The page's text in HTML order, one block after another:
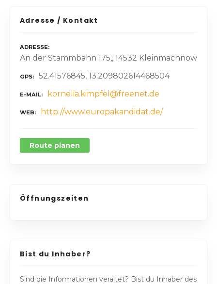
Adresse / Kontakt
ADRESSE
An der Stammbahn 175,, 14532 Kleinmachnow
GPS 52.41576845, 13.209802614468504
E-MAIL kornelia.kimpfel@freenet.de
WEB http://www.europakandidat.de/
Route planen
Öffnungszeiten
Bist du Inhaber?
Sind die Informationen veraltet? Bist du Inhaber des